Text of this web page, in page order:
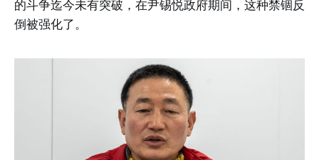
的斗争迄今未有突破，在尹锡悦政府期间，这种禁锢反
倒被强化了。